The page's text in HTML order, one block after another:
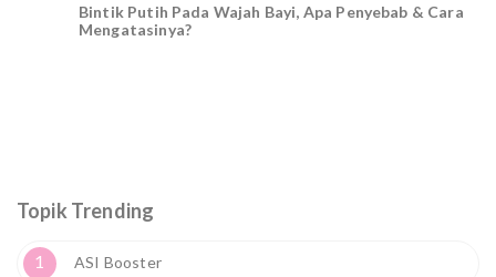
Bintik Putih Pada Wajah Bayi, Apa Penyebab & Cara
Mengatasinya?
Topik Trending
1 ASI Booster